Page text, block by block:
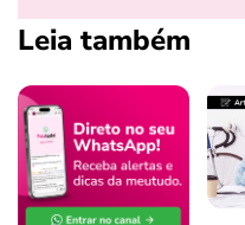
Leia também